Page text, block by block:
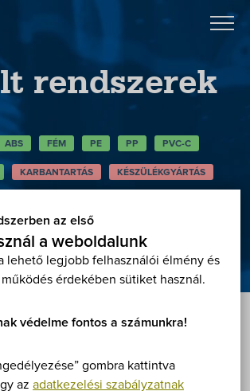
az első
a weboldalunk
lehető legjobb felhasználói élmény és
érdekében sütiket használ.
védelme fontos a számunkra!
gombra kattintva
az adatkezelési szabályzatnak
rendszerek
ABS FÉM PE PP PVC-C
KARBANTARTÁS KÉSZÜLÉKGYÁRTÁS